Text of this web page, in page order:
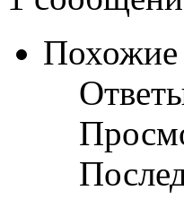
Похожие